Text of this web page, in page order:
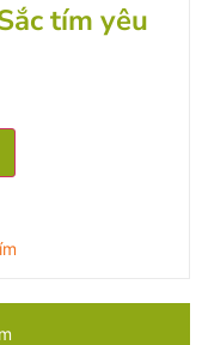
tím yêu